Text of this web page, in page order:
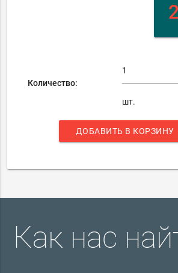
Количество:
шт.
ДОБАВИТЬ В КОРЗИНУ
Как нас